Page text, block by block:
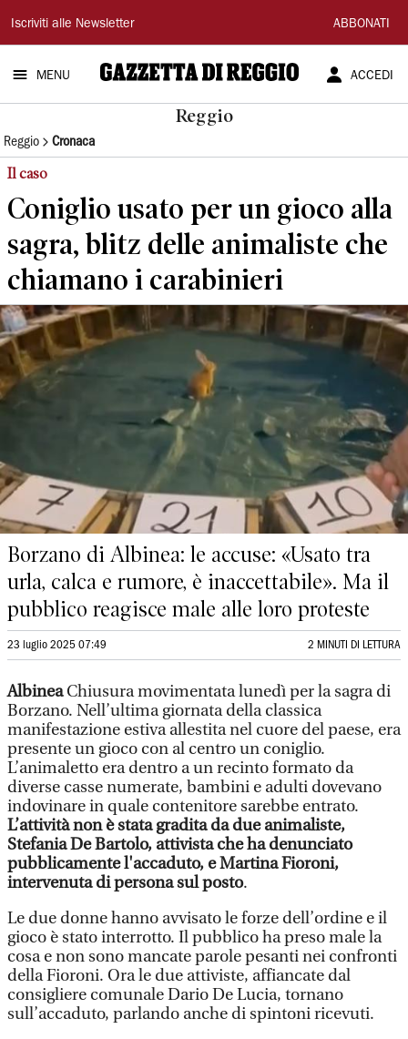
Gazzetta
di
Reggio
Iscriviti alle Newsletter ABBONATI
MENU ACCEDI
Reggio
Reggio Cronaca
Il caso
Coniglio usato per un gioco alla
sagra, blitz delle animaliste che
chiamano i carabinieri
Borzano di Albinea: le accuse: «Usato tra
urla, calca e rumore, è inaccettabile». Ma il
pubblico reagisce male alle loro proteste
23 luglio 2025 07:49 2 MINUTI DI LETTURA
AlbineaChiusura movimentata lunedì per la sagra di
Borzano. Nell’ultima giornata della classica
manifestazione estiva allestita nel cuore del paese, era
presente un gioco con al centro un coniglio.
L’animaletto era dentro a un recinto formato da
diverse casse numerate, bambini e adulti dovevano
indovinare in quale contenitore sarebbe entrato.
L’attività non è stata gradita da due animaliste,
Stefania De Bartolo, attivista che ha denunciato
pubblicamente l'accaduto, e Martina Fioroni,
intervenuta di persona sul posto.
Le due donne hanno avvisato le forze dell’ordine e il
gioco è stato interrotto. Il pubblico ha preso male la
cosa e non sono mancate parole pesanti nei confronti
della Fioroni. Ora le due attiviste, affiancate dal
consigliere comunale Dario De Lucia, tornano
sull’accaduto, parlando anche di spintoni ricevuti.